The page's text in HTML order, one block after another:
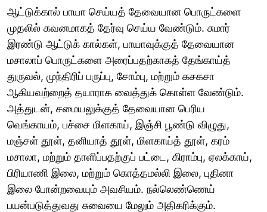
ஆட்டுக்கால் பாயா செய்யத் தேவையான பொருட்களை
முதலில் கவனமாகத் தேர்வு செய்ய வேண்டும். சுமார்
இரண்டு ஆட்டுக் கால்கள், பாயாவுக்குத் தேவையான
மசாலாப் பொருட்களை அரைப்பதற்காகத் தேங்காய்த்
துருவல், முந்திரிப் பருப்பு, சோம்பு, மற்றும் கசகசா
ஆகியவற்றைத் தயாராக வைத்துக் கொள்ள வேண்டும்.
அத்துடன், சமையலுக்குத் தேவையான பெரிய
வெங்காயம், பச்சை மிளகாய், இஞ்சி பூண்டு விழுது,
மஞ்சள் தூள், தனியாத் தூள், மிளகாய்த் தூள், கரம்
மசாலா, மற்றும் தாளிப்பதற்குப் பட்டை, கிராம்பு, ஏலக்காய்,
பிரியாணி இலை, மற்றும் கொத்தமல்லி இலை, புதினா
இலை போன்றவையும் அவசியம். நல்லெண்ணெய்
பயன்படுத்துவது சுவையை மேலும் அதிகரிக்கும்.